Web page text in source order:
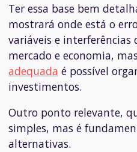
Ter essa base bem
mostrará onde está o
variáveis e
mercado e economia,
adequada é possível
investimentos.
Outro ponto relevante,
simples, mas é
alternativas.